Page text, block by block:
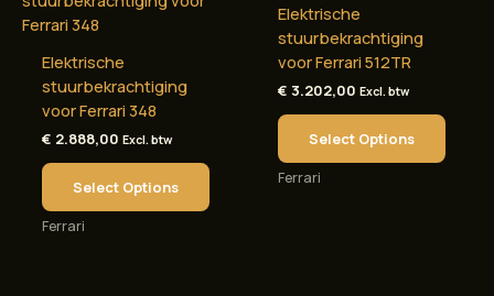
Elektrische
stuurbekrachtiging
voor Ferrari 348
€ 2.888,00 Excl. btw
Select Options
Ferrari
Elektrische
stuurbekrachtiging
voor Ferrari 512TR
€ 3.202,00 Excl. btw
Select Options
Ferrari